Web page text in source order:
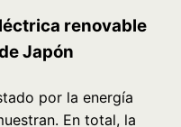
renovable
Japón
por la energía
En total, la